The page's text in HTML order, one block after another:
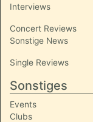
Interviews
Concert Reviews
Sonstige News
Single Reviews
Sonstiges
Events
Clubs